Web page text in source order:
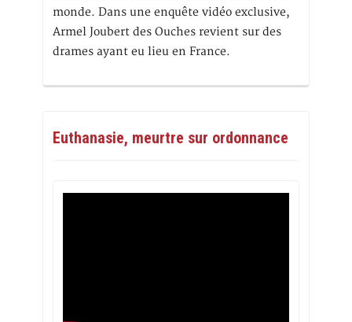
monde. Dans une enquête vidéo exclusive,
Armel Joubert des Ouches revient sur des
drames ayant eu lieu en France.
Euthanasie, meurtre sur ordonnance